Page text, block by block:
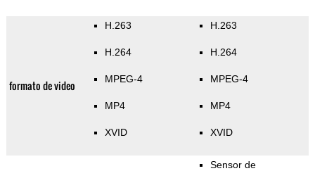
formato de video
H.263
H.264
MPEG-4
MP4
XVID
H.263
H.264
MPEG-4
MP4
XVID
Sensor de